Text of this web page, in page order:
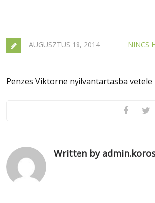
AUGUSZTUS 18, 2014 NINCS
Penzes Viktorne nyilvantartasba vetele
Written by